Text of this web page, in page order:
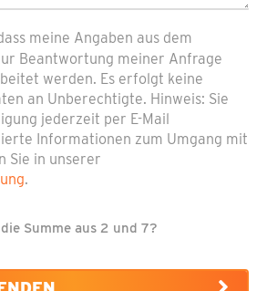
meine Angaben aus dem
Beantwortung meiner Anfrage
werden. Es erfolgt keine
an Unberechtigte. Hinweis: Sie
jederzeit per E-Mail
Informationen zum Umgang mit
Sie in unserer
.
Summe aus 2 und 7?